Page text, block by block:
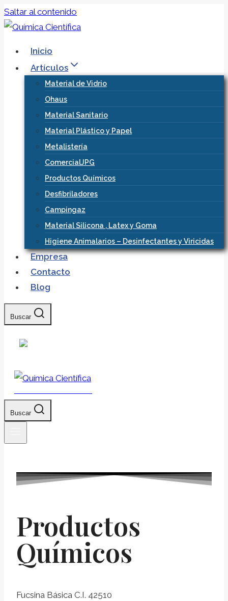
Saltar al contenido
Inicio
Artículos
Material de Vidrio
Ohaus
Material Sanitario
Material Plástico y Papel
Metalistería
ComercialJPG
Productos Químicos
Desfibriladores
Campingaz
Material Silicona , Latex y Goma
Higiene Animalarios – Desinfectantes y Viricidas
Empresa
Contacto
Blog
Buscar
Buscar
Productos
Químicos
Fucsina Básica C.I. 42510